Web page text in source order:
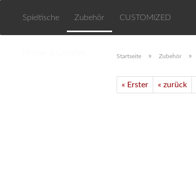
Spieltische Zubehör CUSTOMIZED
Startseite » Zubehör »
« Erster « zurück